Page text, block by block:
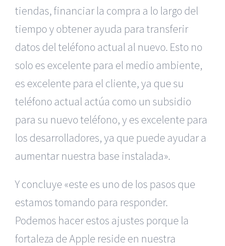
tiendas, financiar la compra a lo largo del
tiempo y obtener ayuda para transferir
datos del teléfono actual al nuevo. Esto no
solo es excelente para el medio ambiente,
es excelente para el cliente, ya que su
teléfono actual actúa como un subsidio
para su nuevo teléfono, y es excelente para
los desarrolladores, ya que puede ayudar a
aumentar nuestra base instalada».
Y concluye «este es uno de los pasos que
estamos tomando para responder.
Podemos hacer estos ajustes porque la
fortaleza de Apple reside en nuestra